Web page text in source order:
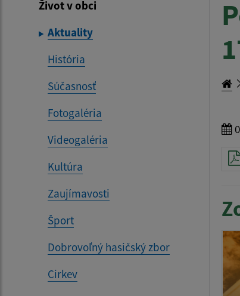
Život v obci
Aktuality
História
Súčasnosť
Fotogaléria
Videogaléria
Kultúra
Zaujímavosti
Šport
Dobrovoľný hasičský zbor
Cirkev